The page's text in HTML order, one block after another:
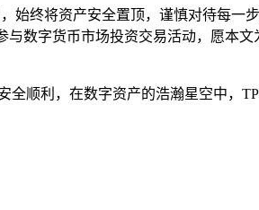
始终将资产安全置顶，谨慎对待每一
数字货币市场投资交易活动，愿本文
顺利，在数字资产的浩瀚星空中，